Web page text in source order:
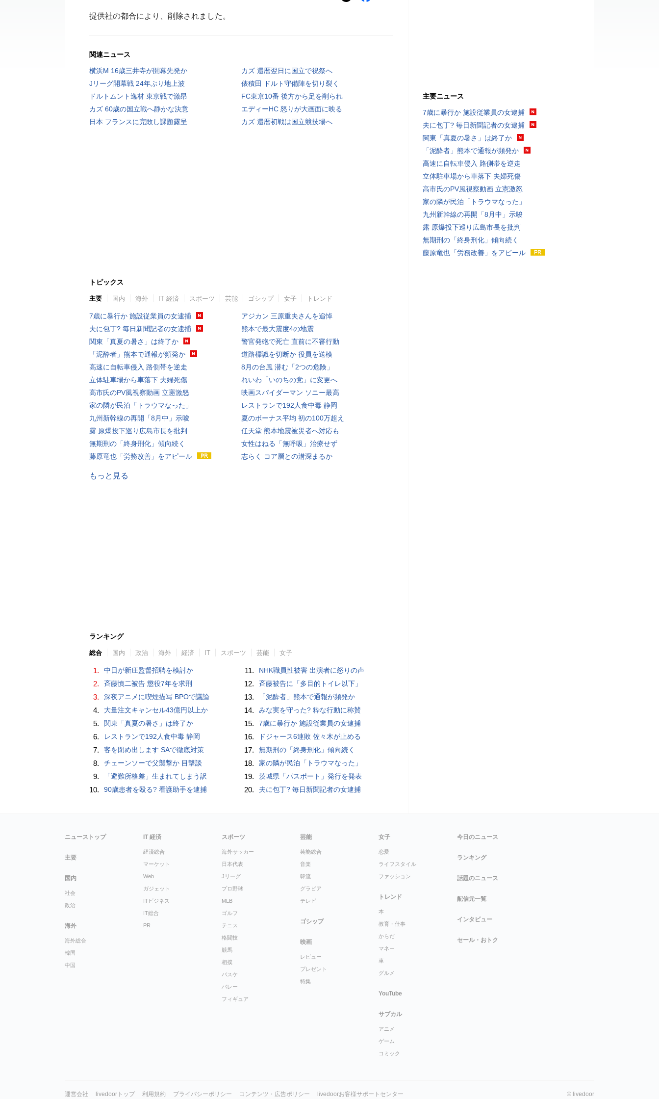
提供社の都合により、削除されました。
関連ニュース
横浜M 16歳三井寺が開幕先発か
カズ 還暦翌日に国立で祝祭へ
Jリーグ開幕戦 24年ぶり地上波
俵積田 ドルト守備陣を切り裂く
ドルトムント逸材 東京戦で激昂
FC東京10番 後方から足を削られ
カズ 60歳の国立戦へ静かな決意
エディーHC 怒りが大画面に映る
日本 フランスに完敗し課題露呈
カズ 還暦初戦は国立競技場へ
トピックス
主要 国内 海外 IT 経済 スポーツ 芸能 ゴシップ 女子 トレンド
7歳に暴行か 施設従業員の女逮捕
夫に包丁? 毎日新聞記者の女逮捕
関東「真夏の暑さ」は終了か
「泥酔者」熊本で通報が頻発か
高速に自転車侵入 路側帯を逆走
立体駐車場から車落下 夫婦死傷
高市氏のPV風視察動画 立憲激怒
家の隣が民泊「トラウマなった」
九州新幹線の再開「8月中」示唆
露 原爆投下巡り広島市長を批判
無期刑の「終身刑化」傾向続く
藤原竜也「労務改善」をアピール
アジカン 三原重夫さんを追悼
熊本で最大震度4の地震
警官発砲で死亡 直前に不審行動
道路標識を切断か 役員を送検
8月の台風 潜む「2つの危険」
れいわ「いのちの党」に変更へ
映画スパイダーマン ソニー最高
レストランで192人食中毒 静岡
夏のボーナス平均 初の100万超え
任天堂 熊本地震被災者へ対応も
女性はねる「無呼吸」治療せず
志らく コア層との溝深まるか
もっと見る
ランキング
総合 国内 政治 海外 経済 IT スポーツ 芸能 女子
1. 中日が新庄監督招聘を検討か
2. 斉藤慎二被告 懲役7年を求刑
3. 深夜アニメに喫煙描写 BPOで議論
4. 大量注文キャンセル43億円以上か
5. 関東「真夏の暑さ」は終了か
6. レストランで192人食中毒 静岡
7. 客を閉め出します SAで徹底対策
8. チェーンソーで父襲撃か 目撃談
9. 「避難所格差」生まれてしまう訳
10. 90歳患者を殴る? 看護助手を逮捕
11. NHK職員性被害 出演者に怒りの声
12. 斉藤被告に「多目的トイレ以下」
13. 「泥酔者」熊本で通報が頻発か
14. みな実を守った? 粋な行動に称賛
15. 7歳に暴行か 施設従業員の女逮捕
16. ドジャース6連敗 佐々木が止める
17. 無期刑の「終身刑化」傾向続く
18. 家の隣が民泊「トラウマなった」
19. 茨城県「パスポート」発行を発表
20. 夫に包丁? 毎日新聞記者の女逮捕
主要ニュース
7歳に暴行か 施設従業員の女逮捕
夫に包丁? 毎日新聞記者の女逮捕
関東「真夏の暑さ」は終了か
「泥酔者」熊本で通報が頻発か
高速に自転車侵入 路側帯を逆走
立体駐車場から車落下 夫婦死傷
高市氏のPV風視察動画 立憲激怒
家の隣が民泊「トラウマなった」
九州新幹線の再開「8月中」示唆
露 原爆投下巡り広島市長を批判
無期刑の「終身刑化」傾向続く
藤原竜也「労務改善」をアピール
ニューストップ
主要
国内
社会
政治
海外
海外総合
韓国
中国
IT 経済
経済総合
マーケット
Web
ガジェット
ITビジネス
IT総合
PR
スポーツ
海外サッカー
日本代表
Jリーグ
プロ野球
MLB
ゴルフ
テニス
格闘技
競馬
相撲
バスケ
バレー
フィギュア
芸能
芸能総合
音楽
韓流
グラビア
テレビ
ゴシップ
映画
レビュー
プレゼント
特集
女子
恋愛
ライフスタイル
ファッション
トレンド
本
教育・仕事
からだ
マネー
車
グルメ
YouTube
サブカル
アニメ
ゲーム
コミック
今日のニュース
ランキング
話題のニュース
配信元一覧
インタビュー
セール・おトク
運営会社 livedoorトップ 利用規約 プライバシーポリシー コンテンツ・広告ポリシー livedoorお客様サポートセンター © livedoor